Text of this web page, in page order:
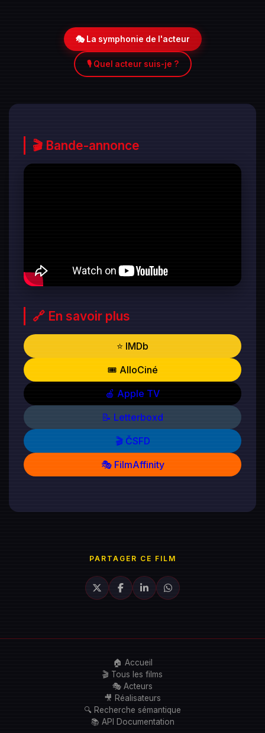
🎭 La symphonie de l'acteur
🎙️ Quel acteur suis-je ?
🎬 Bande-annonce
🔗 En savoir plus
⭐ IMDb
🎟️ AlloCiné
🍎 Apple TV
📝 Letterboxd
🎬 ČSFD
🎭 FilmAffinity
PARTAGER CE FILM
🏠 Accueil
🎬 Tous les films
🎭 Acteurs
🎥 Réalisateurs
🔍 Recherche sémantique
📚 API Documentation